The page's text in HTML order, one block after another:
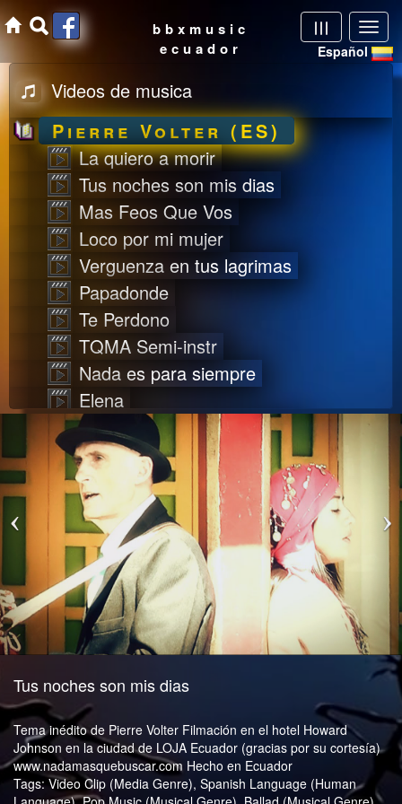
Videos de musica
Pierre Volter (ES)
La quiero a morir
Tus noches son mis dias
Mas Feos Que Vos
Loco por mi mujer
Verguenza en tus lagrimas
Papadonde
Te Perdono
TQMA Semi-instr
Nada es para siempre
Elena
La chica que me acompaña
Si La Ves
Je suis venu te dire
Debo Decir No
Pierre Volter (EN)
Pierre Volter (Instrumental)
Tus noches son mis dias
Tema inédito de Pierre Volter Filmación en el hotel Howard
Johnson en la ciudad de LOJA Ecuador (gracias por su cortesía)
www.nadamasquebuscar.com Hecho en Ecuador
Tags: Video Clip (Media Genre), Spanish Language (Human